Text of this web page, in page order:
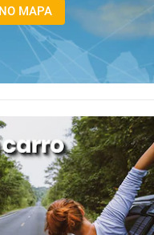
MAPA